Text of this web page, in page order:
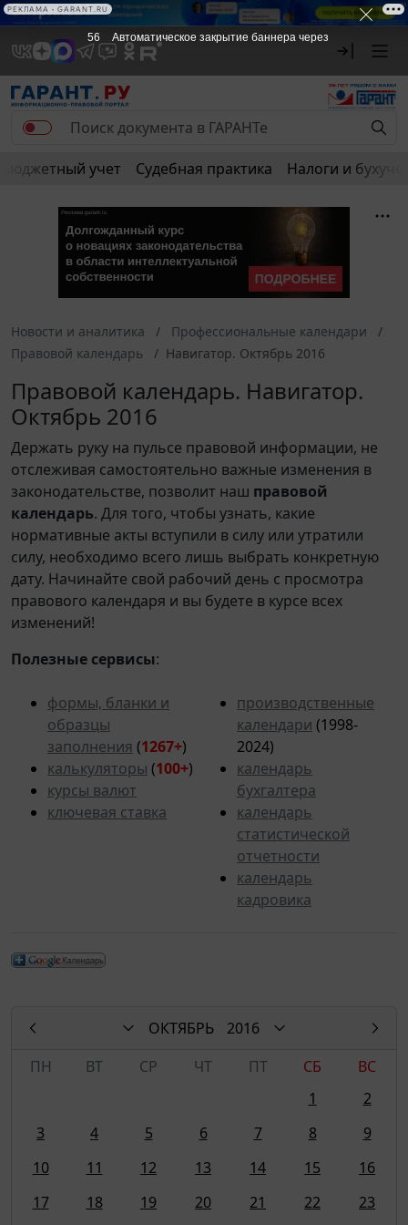
Бюджетный учет Судебная практика Налоги и
Новости и аналитика
Профессиональные календари
Правовой календарь
Навигатор. Октябрь 2016
Правовой календарь. Навигатор.
Октябрь 2016
Держать руку на пульсе правовой информации, не
отслеживая самостоятельно важные изменения в
законодательстве, позволит наш правовой
календарь. Для того, чтобы узнать, какие
нормативные акты вступили в силу или утратили
силу, необходимо всего лишь выбрать конкретную
дату. Начинайте свой рабочий день с просмотра
правового календаря и вы будете в курсе всех
изменений!
Полезные сервисы:
формы, бланки и
образцы
заполнения (1267+)
калькуляторы (100+)
курсы валют
ключевая ставка
производственные
календари (1998-
2024)
календарь
бухгалтера
календарь
статистической
отчетности
календарь
кадровика
ОКТЯБРЬ
2016
ПН
ВТ СР ЧТ ПТ СБ
ВС
1
2
3
4 5 6 7 8
9
10
11 12 13 14 15
16
17
18 19 20 21 22
23
56 Автоматическое закрытие баннера через
РЕКЛАМА • GARANT.RU